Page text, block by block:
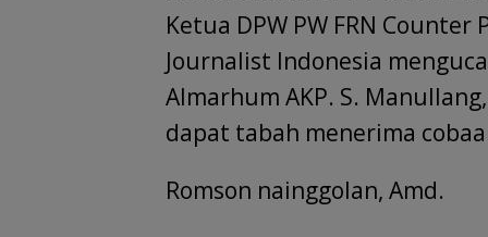
Ketua DPW PW FRN
Journalist Indonesia
Almarhum AKP. S.
dapat tabah menerima
Romson nainggolan, Amd.